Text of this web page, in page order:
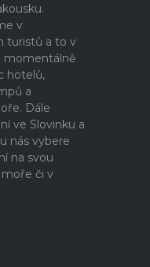
v
turistů a to v
momentálně
hotelů,
a
Dále
ve Slovinku a
nás vybere
na svou
či v